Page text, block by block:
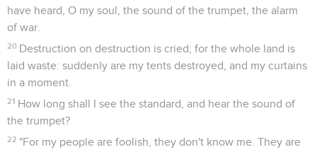
have heard, O my soul, the sound of the trumpet, the alarm
of war.
20 Destruction on destruction is cried; for the whole land is
laid waste: suddenly are my tents destroyed, and my curtains
in a moment.
21 How long shall I see the standard, and hear the sound of
the trumpet?
22 "For my people are foolish, they don't know me. They are